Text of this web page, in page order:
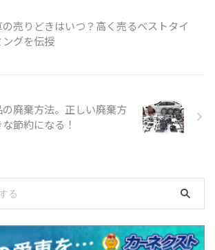
の売りどきはいつ？高く売るベストタイ
ングを伝授
廃棄方法。正しい廃棄方
節約になる！